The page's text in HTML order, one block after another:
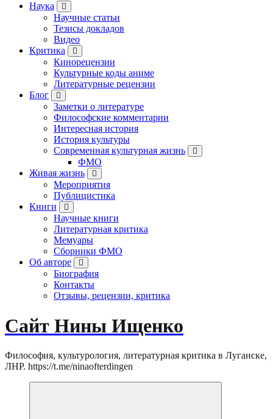
Наука
Научные статьи
Тезисы докладов
Видео
Критика
Кинорецензии
Культурные коды аниме
Литературные рецензии
Блог
Заметки о литературе
Философские комментарии
Интересная история
История культуры
Современная культурная жизнь
ФМО
Живая жизнь
Мероприятия
Публицистика
Книги
Научные книги
Литературная критика
Мемуары
Сборники ФМО
Об авторе
Биография
Контакты
Отзывы, рецензии, критика
Сайт Нины Ищенко
Философия, культурология, литературная критика в Луганске,
ЛНР. https://t.me/ninaofterdingen